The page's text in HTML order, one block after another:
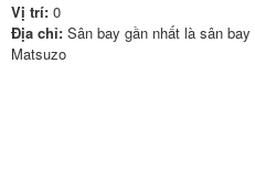
Vị trí: 0
Địa chỉ: Sân bay gần nhất là sân
Matsuzo